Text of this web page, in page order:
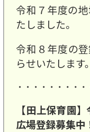
令和７年度の
たしました。
令和８年度の
らせいたします。
・・・・・・・・
【田上保育園
広場登録募集中